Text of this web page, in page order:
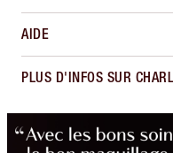
AIDE
PLUS D'INFOS SUR